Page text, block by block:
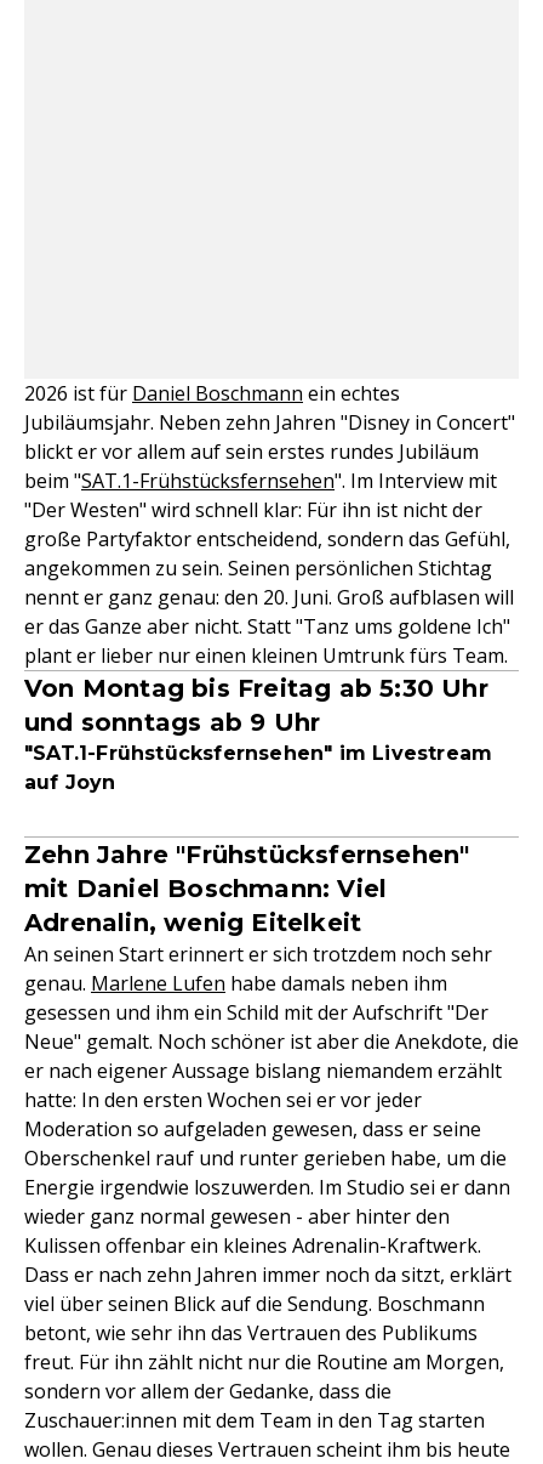
2026 ist für Daniel Boschmann ein echtes
Jubiläumsjahr. Neben zehn Jahren "Disney in Concert"
blickt er vor allem auf sein erstes rundes Jubiläum
beim "SAT.1-Frühstücksfernsehen". Im Interview mit
"Der Westen" wird schnell klar: Für ihn ist nicht der
große Partyfaktor entscheidend, sondern das Gefühl,
angekommen zu sein. Seinen persönlichen Stichtag
nennt er ganz genau: den 20. Juni. Groß aufblasen will
er das Ganze aber nicht. Statt "Tanz ums goldene Ich"
plant er lieber nur einen kleinen Umtrunk fürs Team.
Von Montag bis Freitag ab 5:30 Uhr
und sonntags ab 9 Uhr
"SAT.1-Frühstücksfernsehen" im Livestream
auf Joyn
Zehn Jahre "Frühstücksfernsehen"
mit Daniel Boschmann: Viel
Adrenalin, wenig Eitelkeit
An seinen Start erinnert er sich trotzdem noch sehr
genau. Marlene Lufen habe damals neben ihm
gesessen und ihm ein Schild mit der Aufschrift "Der
Neue" gemalt. Noch schöner ist aber die Anekdote, die
er nach eigener Aussage bislang niemandem erzählt
hatte: In den ersten Wochen sei er vor jeder
Moderation so aufgeladen gewesen, dass er seine
Oberschenkel rauf und runter gerieben habe, um die
Energie irgendwie loszuwerden. Im Studio sei er dann
wieder ganz normal gewesen - aber hinter den
Kulissen offenbar ein kleines Adrenalin-Kraftwerk.
Dass er nach zehn Jahren immer noch da sitzt, erklärt
viel über seinen Blick auf die Sendung. Boschmann
betont, wie sehr ihn das Vertrauen des Publikums
freut. Für ihn zählt nicht nur die Routine am Morgen,
sondern vor allem der Gedanke, dass die
Zuschauer:innen mit dem Team in den Tag starten
wollen. Genau dieses Vertrauen scheint ihm bis heute